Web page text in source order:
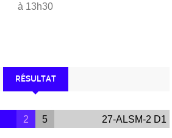
à 13h30
RÉSULTAT
2 5 27-ALSM-2 D1